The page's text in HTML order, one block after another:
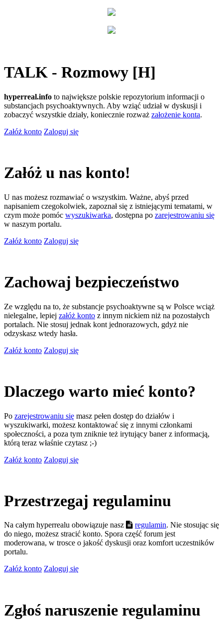
TALK - Rozmowy [H]
hyperreal.info to największe polskie repozytorium informacji o
substancjach psychoaktywnych. Aby wziąć udział w dyskusji i
zobaczyć wszystkie działy, koniecznie rozważ założenie konta.
Załóż konto Zaloguj się
Załóż u nas konto!
U nas możesz rozmawiać o wszystkim. Ważne, abyś przed
napisaniem czegokolwiek, zapoznał się z istniejącymi tematami, w
czym może pomóc wyszukiwarka, dostępna po zarejestrowaniu się
w naszym portalu.
Załóż konto Zaloguj się
Zachowaj bezpieczeństwo
Ze względu na to, że substancje psychoaktywne są w Polsce wciąż
nielegalne, lepiej załóż konto z innym nickiem niż na pozostałych
portalach. Nie stosuj jednak kont jednorazowych, gdyż nie
odzyskasz wtedy hasła.
Załóż konto Zaloguj się
Dlaczego warto mieć konto?
Po zarejestrowaniu się masz pełen dostęp do działów i
wyszukiwarki, możesz kontaktować się z innymi członkami
społeczności, a poza tym zniknie też irytujący baner z informacją,
którą teraz właśnie czytasz ;-)
Załóż konto Zaloguj się
Przestrzegaj regulaminu
Na całym hyperrealu obowiązuje nasz regulamin. Nie stosując się
do niego, możesz stracić konto. Spora część forum jest
moderowana, w trosce o jakość dyskusji oraz komfort uczestników
portalu.
Załóż konto Zaloguj się
Zgłoś naruszenie regulaminu